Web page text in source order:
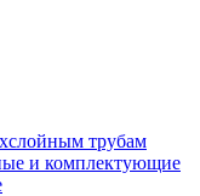
трубам
и комплектующие